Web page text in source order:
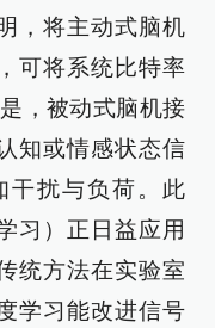
，将主动式脑机
可将系统比特率
，被动式脑机接
知或情感状态信
干扰与负荷。此
习）正日益应用
统方法在实验室
学习能改进信号